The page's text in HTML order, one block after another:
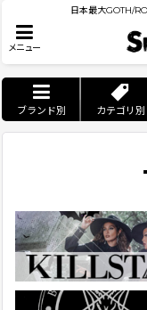
日本最大GOTH/
メニュー
ブランド別 カテゴリ別